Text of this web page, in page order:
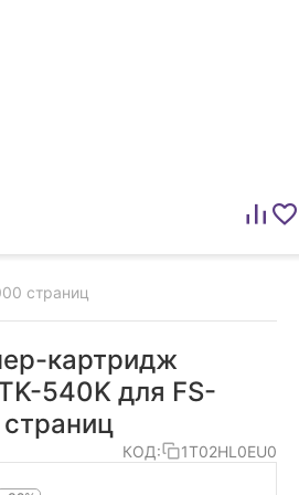
страниц
картридж
540K для FS-
КОД: 1T02HL0EU0